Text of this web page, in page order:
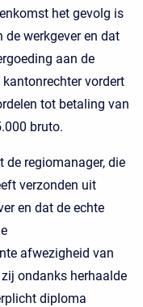
het gevolg is
werkgever en dat
aan de
vordert
tot betaling van
bruto.
de regiomanager, die
verzonden uit
en dat de echte
afwezigheid van
ondanks herhaalde
diploma